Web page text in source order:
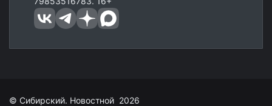
© Сибирский. Новостной 2026